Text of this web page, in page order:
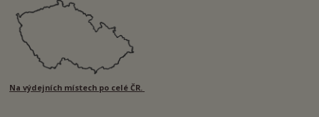
Na výdejních místech po celé ČR.